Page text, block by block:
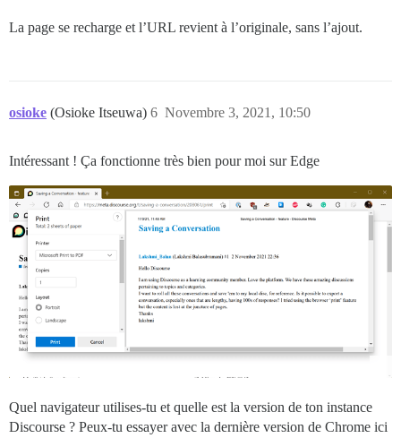
La page se recharge et l’URL revient à l’originale, sans l’ajout.
osioke (Osioke Itseuwa) Novembre 3, 2021, 10:50
6
Intéressant ! Ça fonctionne très bien pour moi sur Edge
Quel navigateur utilises-tu et quelle est la version de ton instance
Discourse ? Peux-tu essayer avec la dernière version de Chrome ici